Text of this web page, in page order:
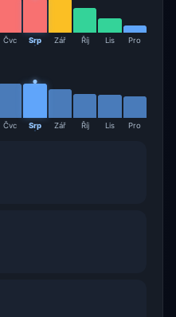
Čvc Srp Zář Říj Lis Pro
Čvc Srp Zář Říj Lis Pro